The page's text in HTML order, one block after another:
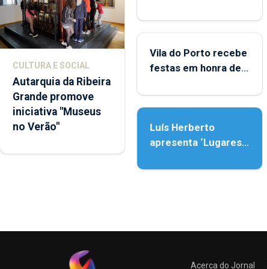
CULTURA E SOCIAL
Autarquia da Ribeira
Grande promove
iniciativa "Museus
no Verão"
Porto
Vila do Porto recebe
festas em honra de
Assunção
Luís Herberto
apresenta ‘Lugares
Acerca do Jornal